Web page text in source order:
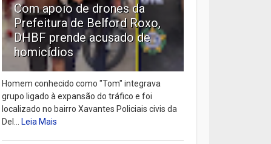
Com apoio de drones da
Prefeitura de Belford Roxo,
DHBF prende acusado de
homicídios
Homem conhecido como "Tom" integrava
grupo ligado à expansão do tráfico e foi
localizado no bairro Xavantes Policiais civis da
Del...Leia Mais